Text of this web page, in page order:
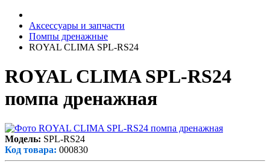
Аксессуары и запчасти
Помпы дренажные
ROYAL CLIMA SPL-RS24
ROYAL CLIMA SPL-RS24
помпа дренажная
Модель: SPL-RS24
Код товара: 000830